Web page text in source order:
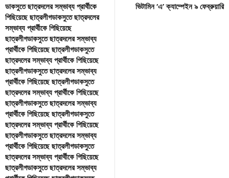
ডাকসুতে ছাত্রদলের সম্ভাব্য প্রার্থীকে
পিছিয়েছে ছাত্রলীগডাকসুতে ছাত্রদলের
সম্ভাব্য প্রার্থীকে পিছিয়েছে
ছাত্রলীগডাকসুতে ছাত্রদলের সম্ভাব্য
প্রার্থীকে পিছিয়েছে ছাত্রলীগডাকসুতে
ছাত্রদলের সম্ভাব্য প্রার্থীকে পিছিয়েছে
ছাত্রলীগডাকসুতে ছাত্রদলের সম্ভাব্য
প্রার্থীকে পিছিয়েছে ছাত্রলীগডাকসুতে
ছাত্রদলের সম্ভাব্য প্রার্থীকে পিছিয়েছে
ছাত্রলীগডাকসুতে ছাত্রদলের সম্ভাব্য
প্রার্থীকে পিছিয়েছে ছাত্রলীগডাকসুতে
ছাত্রদলের সম্ভাব্য প্রার্থীকে পিছিয়েছে
ছাত্রলীগডাকসুতে ছাত্রদলের সম্ভাব্য
প্রার্থীকে পিছিয়েছে ছাত্রলীগডাকসুতে
ছাত্রদলের সম্ভাব্য প্রার্থীকে পিছিয়েছে
ছাত্রলীগডাকসুতে ছাত্রদলের সম্ভাব্য
ভিটামিন ‘এ’ ক্যাম্পেইন ৯ ফেব্রুয়ারি